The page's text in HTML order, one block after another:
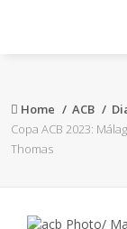
ACB
FEB
Home ACB
Copa ACB 2023:
Thomas